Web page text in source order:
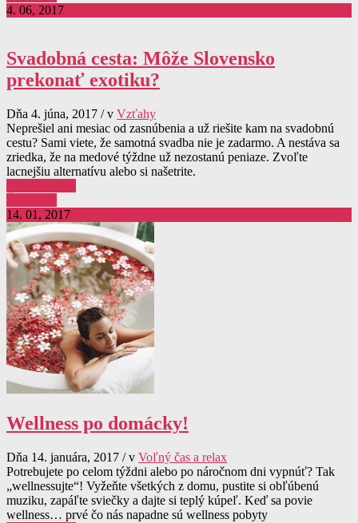
4. 06, 2017
Svadobná cesta: Môže Slovensko
prekonať exotiku?
Dňa 4. júna, 2017 / v Vzťahy
Neprešiel ani mesiac od zasnúbenia a už riešite kam na svadobnú
cestu? Sami viete, že samotná svadba nie je zadarmo. A nestáva sa
zriedka, že na medové týždne už nezostanú peniaze. Zvoľte
lacnejšiu alternatívu alebo si našetrite.
14. 01, 2017
Wellness po domácky!
Dňa 14. januára, 2017 / v Voľný čas a relax
Potrebujete po celom týždni alebo po náročnom dni vypnúť? Tak
„wellnessujte“! Vyžeňte všetkých z domu, pustite si obľúbenú
muziku, zapáľte sviečky a dajte si teplý kúpeľ. Keď sa povie
wellness… prvé čo nás napadne sú wellness pobyty